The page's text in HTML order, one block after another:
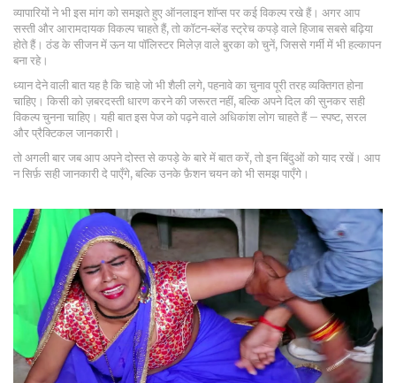
व्यापारियों ने भी इस मांग को समझते हुए ऑनलाइन शॉप्स पर कई विकल्प रखे हैं। अगर आप
सस्ती और आरामदायक विकल्प चाहते हैं, तो कॉटन‑ब्लेंड स्ट्रेच कपड़े वाले हिजाब सबसे बढ़िया
होते हैं। ठंड के सीजन में ऊन या पॉलिस्टर मिलेज़ वाले बुरका को चुनें, जिससे गर्मी में भी हल्कापन
बना रहे।
ध्यान देने वाली बात यह है कि चाहे जो भी शैली लगे, पहनावे का चुनाव पूरी तरह व्यक्तिगत होना
चाहिए। किसी को ज़बरदस्ती धारण करने की जरूरत नहीं, बल्कि अपने दिल की सुनकर सही
विकल्प चुनना चाहिए। यही बात इस पेज को पढ़ने वाले अधिकांश लोग चाहते हैं – स्पष्ट, सरल
और प्रैक्टिकल जानकारी।
तो अगली बार जब आप अपने दोस्त से कपड़े के बारे में बात करें, तो इन बिंदुओं को याद रखें। आप
न सिर्फ़ सही जानकारी दे पाएँगे, बल्कि उनके फ़ैशन चयन को भी समझ पाएँगे।